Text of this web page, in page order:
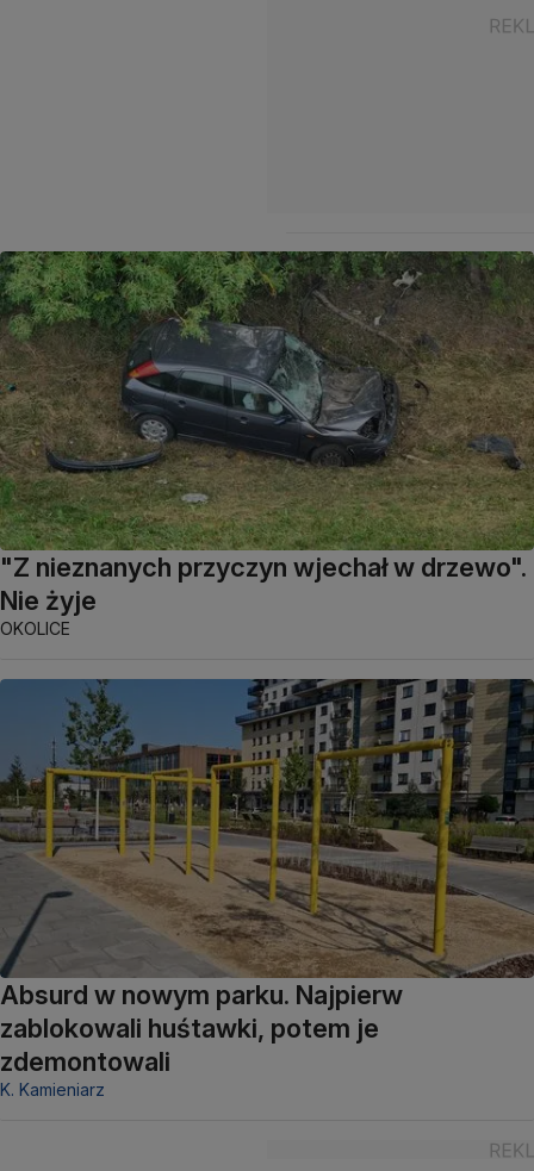
"Z nieznanych przyczyn wjechał w drzewo".
Nie żyje
OKOLICE
Absurd w nowym parku. Najpierw
zablokowali huśtawki, potem je
zdemontowali
K. Kamieniarz